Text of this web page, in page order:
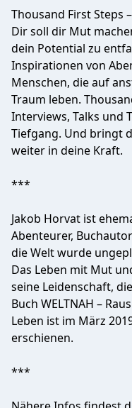
Thousand First Steps
Dir soll dir Mut
dein Potential zu
Inspirationen von
Menschen, die auf
Traum leben.
Interviews, Talks und
Tiefgang. Und bringt
weiter in deine Kraft.
***
Jakob Horvat ist
Abenteurer,
die Welt wurde
Das Leben mit Mut
seine Leidenschaft,
Buch WELTNAH –
Leben ist im März
erschienen.
***